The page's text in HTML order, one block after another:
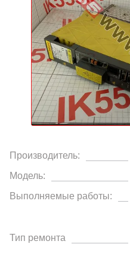
Производитель:
Модель:
Выполняемые работы:
Тип ремонта